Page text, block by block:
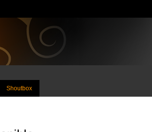
Shoutbox